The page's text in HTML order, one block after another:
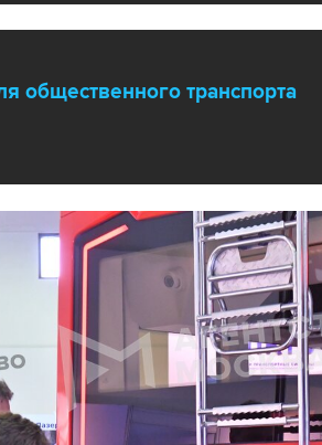
общественного транспорта